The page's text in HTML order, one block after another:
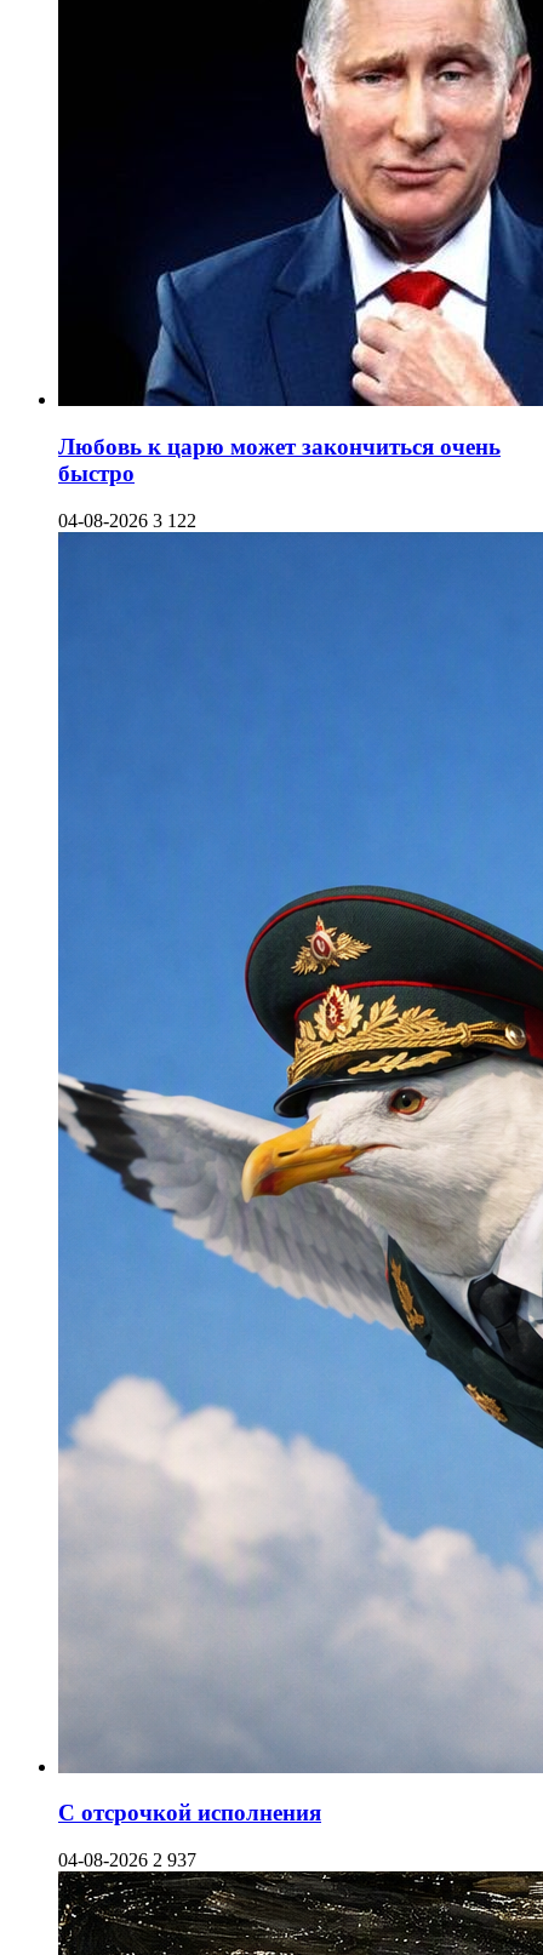
Любовь к царю может закончиться очень
быстро
04-08-2026 3 122
С отсрочкой исполнения
04-08-2026 2 937